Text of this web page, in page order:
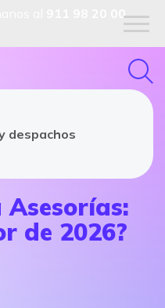
911 98 20 00
despachos
de 2026?